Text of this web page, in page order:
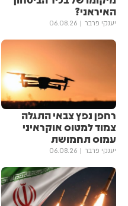
האיראני?
יענקי פרבר 06.08.26
רחפן נפץ צבאי התגלה
צמוד למטוס אוקראיני
עמוס תחמושת
יענקי פרבר 06.08.26